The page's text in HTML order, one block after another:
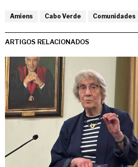
Amiens Cabo Verde Comunidades
ARTIGOS RELACIONADOS